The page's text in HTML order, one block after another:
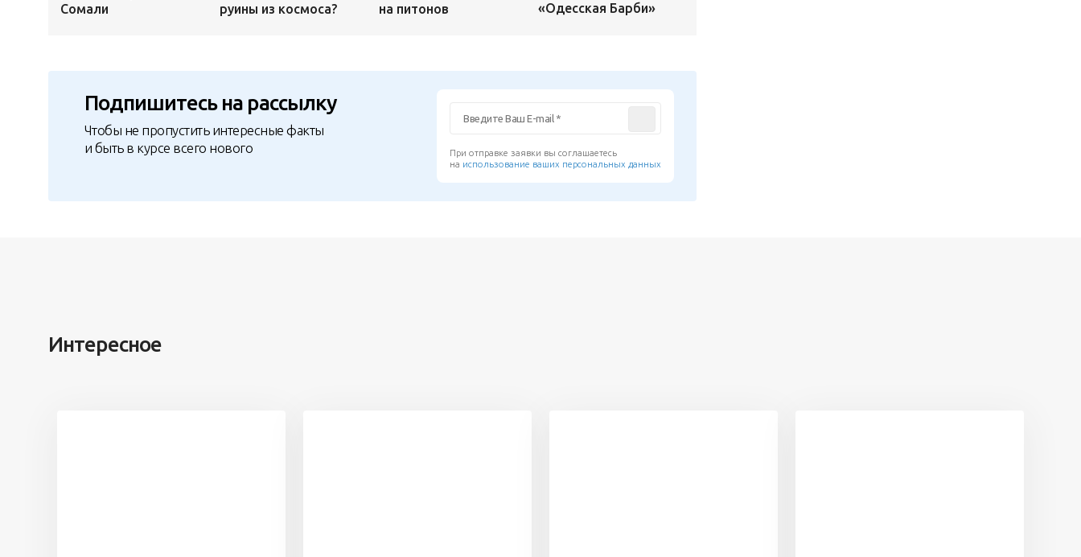
Сомали
руины из космоса?
на питонов
«Одесская Барби»
Подпишитесь на рассылку
Чтобы не пропустить интересные факты
и быть в курсе всего нового
При отправке заявки вы соглашаетесь
на использование ваших персональных данных
Интересное